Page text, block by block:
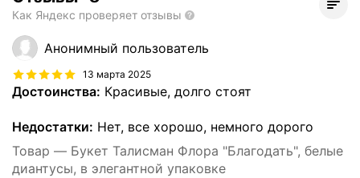
Как Яндекс проверяет отзывы
Анонимный пользователь
13 марта 2025
Достоинства: Красивые, долго стоят
Недостатки: Нет, все хорошо, немного дорого
Товар — Букет Талисман Флора "Благодать", белые
диантусы, в элегантной упаковке